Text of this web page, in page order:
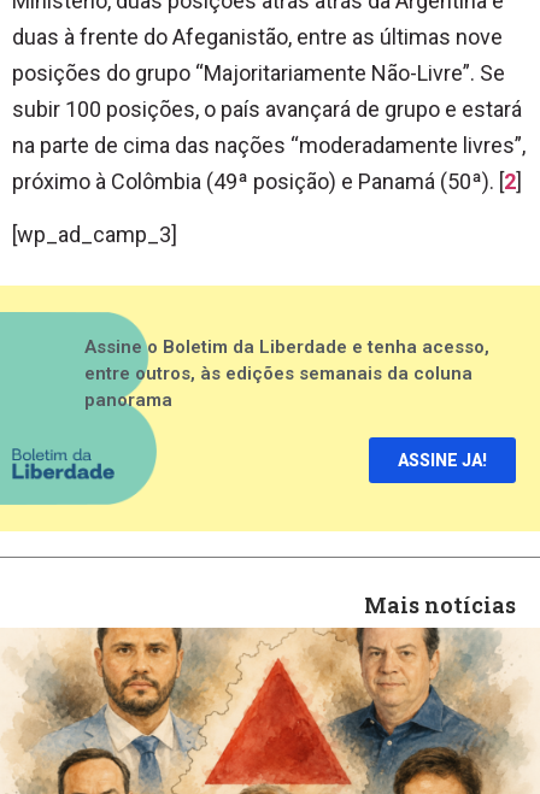
duas à frente do Afeganistão, entre as últimas nove
posições do grupo “Majoritariamente Não-Livre”. Se
subir 100 posições, o país avançará de grupo e estará
na parte de cima das nações “moderadamente livres”,
próximo à Colômbia (49ª posição) e Panamá (50ª). [2]
[wp_ad_camp_3]
Assine o Boletim da Liberdade e tenha acesso,
entre outros, às edições semanais da coluna
panorama
ASSINE JA!
Mais notícias